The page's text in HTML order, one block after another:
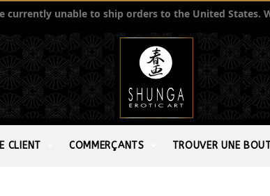
currently unable to ship orders to the United States.
CLIENT COMMERÇANTS TROUVER UNE